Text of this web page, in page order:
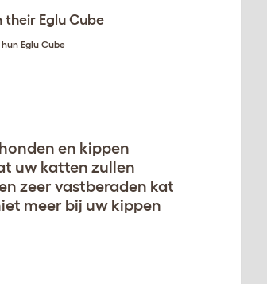
hun Eglu Cube
en kippen
uw katten zullen
zeer vastberaden kat
meer bij uw kippen